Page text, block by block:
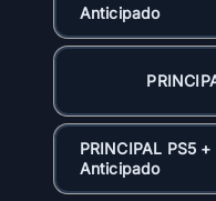
Anticipado
PRINCIPAL PS5
Anticipado